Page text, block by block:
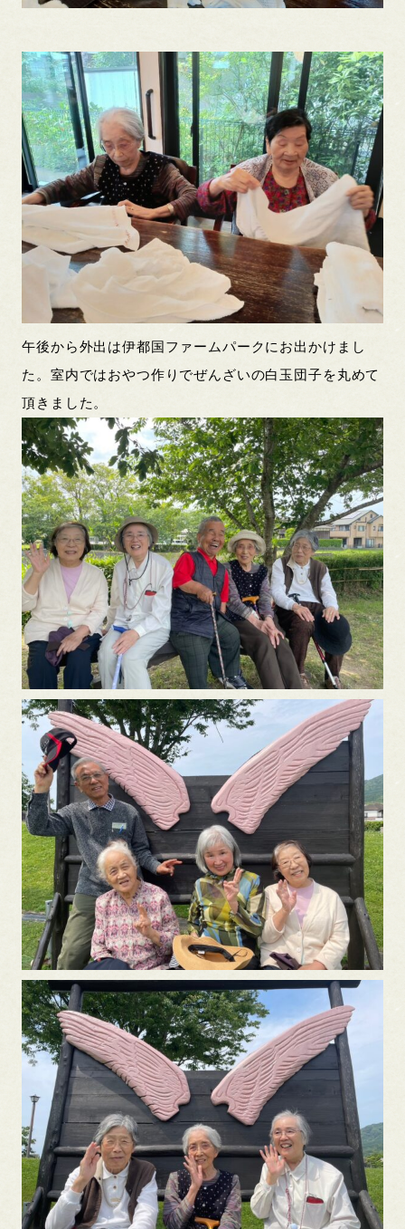
午後から外出は伊都国ファームパークにお出かけまし
た。室内ではおやつ作りでぜんざいの白玉団子を丸めて
頂きました。